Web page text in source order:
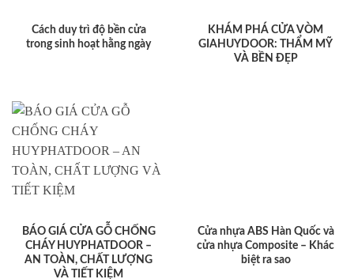
Cách duy trì độ bền cửa
trong sinh hoạt hằng ngày
KHÁM PHÁ CỬA VÒM
GIAHUYDOOR: THẨM MỸ
VÀ BỀN ĐẸP
BÁO GIÁ CỬA GỖ CHỐNG
CHÁY HUYPHATDOOR –
AN TOÀN, CHẤT LƯỢNG
VÀ TIẾT KIỆM
Cửa nhựa ABS Hàn Quốc và
cửa nhựa Composite – Khác
biệt ra sao